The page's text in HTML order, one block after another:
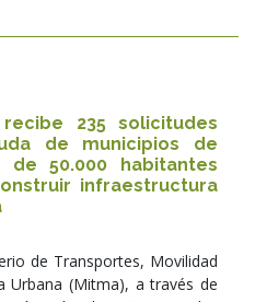
recibe 235 solicitudes
de municipios de
de 50.000 habitantes
infraestructura
de Transportes, Movilidad
Urbana (Mitma), a través de